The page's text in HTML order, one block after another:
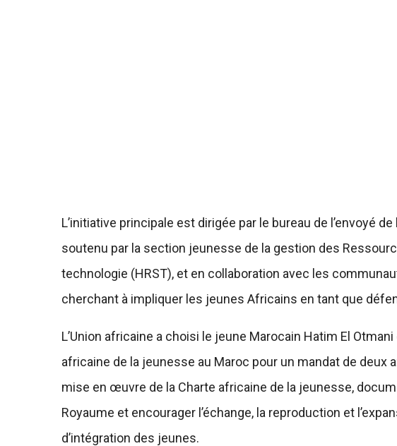
L’initiative principale est dirigée par le bureau de l’envoyé
soutenu par la section jeunesse de la gestion des
technologie (HRST), et en collaboration avec les
cherchant à impliquer les jeunes Africains en tant que
L’Union africaine a choisi le jeune Marocain Hatim El
africaine de la jeunesse au Maroc pour un mandat de deux
mise en œuvre de la Charte africaine de la jeunesse,
Royaume et encourager l’échange, la reproduction et
d’intégration des jeunes.